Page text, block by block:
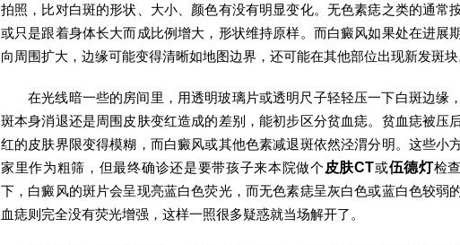
拍照，比对白斑的形状、大小、颜色有没有明显变化。无色素痣之类的通常
或只是跟着身体长大而成比例增大，形状维持原样。而白癜风如果处在进展
向周围扩大，边缘可能变得清晰如地图边界，还可能在其他部位出现新发斑
在光线暗一些的房间里，用透明玻璃片或透明尺子轻轻压一下白斑边缘
斑本身消退还是周围皮肤变红造成的差别，能初步区分贫血痣。贫血痣被压
红的皮肤界限变得模糊，而白癜风或其他色素减退斑依然泾渭分明。这些小
家里作为粗筛，但最终确诊还是要带孩子来本院做个 皮肤CT或伍德灯检
下，白癜风的斑片会呈现亮蓝白色荧光，而无色素痣呈灰白色或蓝白色较弱
血痣则完全没有荧光增强，这样一照很多疑惑就当场解开了。